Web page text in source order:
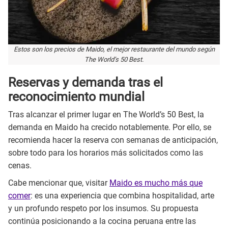
Estos son los precios de Maido, el mejor restaurante del mundo según
The World’s 50 Best.
Reservas y demanda tras el
reconocimiento mundial
Tras alcanzar el primer lugar en The World’s 50 Best, la
demanda en Maido ha crecido notablemente. Por ello, se
recomienda hacer la reserva con semanas de anticipación,
sobre todo para los horarios más solicitados como las
cenas.
Cabe mencionar que, visitar Maido es mucho más que
comer: es una experiencia que combina hospitalidad, arte
y un profundo respeto por los insumos. Su propuesta
continúa posicionando a la cocina peruana entre las